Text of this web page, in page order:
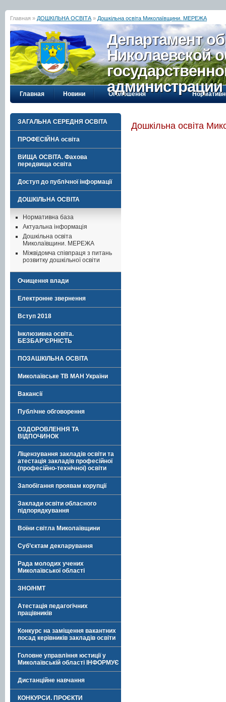
Главная » ДОШКІЛЬНА ОСВІТА » Дошкільна освіта Миколаївщини. МЕРЕЖА
Департамент
Николаевской
администрации
Главная Новини Оголошення
ЗАГАЛЬНА СЕРЕДНЯ ОСВІТА
ПРОФЕСІЙНА освіта
ВИЩА ОСВІТА. Фахова
передвища освіта
Доступ до публічної інформації
ДОШКІЛЬНА ОСВІТА
Нормативна база
Актуальна інформація
Дошкільна освіта
Миколаївщини. МЕРЕЖА
Міжвідомча співпраця з питань
розвитку дошкільної освіти
Очищення влади
Електронне звернення
Вступ 2018
Інклюзивна освіта.
БЕЗБАР'ЄРНІСТЬ
ПОЗАШКІЛЬНА ОСВІТА
Миколаївське ТВ МАН України
Вакансії
Публічне обговорення
ОЗДОРОВЛЕННЯ ТА
ВІДПОЧИНОК
Ліцензування закладів освіти та
атестація закладів професійної
(професійно-технічної) освіти
Запобігання проявам корупції
Заклади освіти обласного
підпорядкування
Воїни світла Миколаївщини
Суб’єктам декларування
Рада молодих учених
Миколаївської області
ЗНО/НМТ
Атестація педагогічних
працівників
Конкурс на заміщення вакантних
посад керівників закладів освіти
Головне управління юстиції у
Миколаївській області ІНФОРМУЄ
Дистанційне навчання
КОНКУРСИ. ПРОЄКТИ
Дошкільна освіта